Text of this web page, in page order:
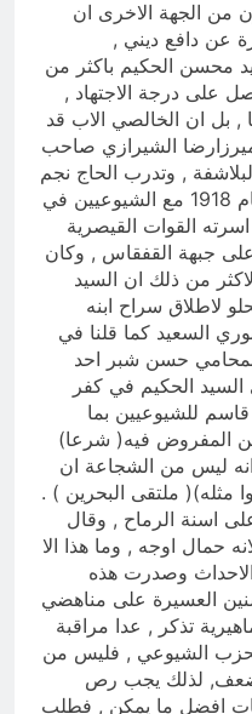
من الجهة الاخرى ان
عن دافع ديني ,
محسن الحكيم باكثر من
على درجة الاجتهاد ,
, بل ان الخالصي الاب قد
الشيرازي صاحب
, وتدرب الحاج نجم
البقال بطل وقائد ثورة النجف عام 1918 مع الشيوعيين في
القوات القيصرية
جبهة القفقاس , وكان
من ذلك ان السيد
لاطلاق سراح ابنه
السعيد كما قلنا في
المحامي حسن شبر احد
الحكيم في كفر
للشيوعيين بما
المفروض فيه( شرعا)
ليس من الشجاعة ان
مثله)( ملتقى البحرين ) .
اسنة الرماح , وقال
حمال اوجه , وما هذا الا
وصدرت هذه
سنة 59 من السنين العسيرة على مناهضي
تذكر , عدا مراقبة
الشيوعي , فليس من
لذلك يجب رص
افضل ما يمكن , فطلب